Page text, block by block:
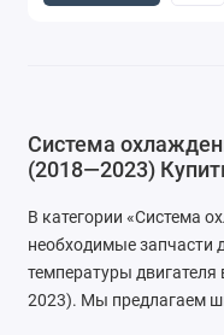
Система
(2018—2023)
В категории «Система
необходимые запчасти
температуры
2023). Мы предлагаем